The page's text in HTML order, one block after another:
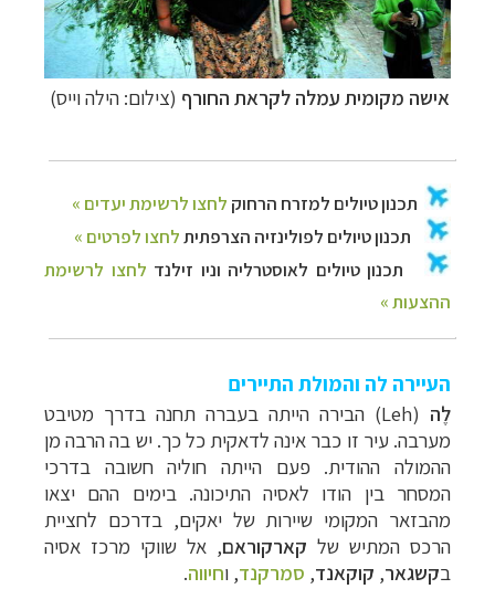
אישה מקומית עמלה לקראת החורף (צילום: הילה וייס)
העיירה לה והמולת התיירים
לֶה (
Leh) הבירה הייתה בעברה תחנה בדרך מטיבט
מערבה. עיר זו כבר אינה לדאקית כל כך. יש בה הרבה מן
ההמולה ההודית. פעם הייתה חוליה חשובה בדרכי
המסחר בין הודו לאסיה התיכונה. בימים ההם יצאו
מהבזאר המקומי שיירות של יאקים, בדרכם לחציית
הרכס המתיש של קארקוראם, אל שווקי מרכז אסיה
בקשגאר, קוקאנד, סמרקנד, וחיווה.